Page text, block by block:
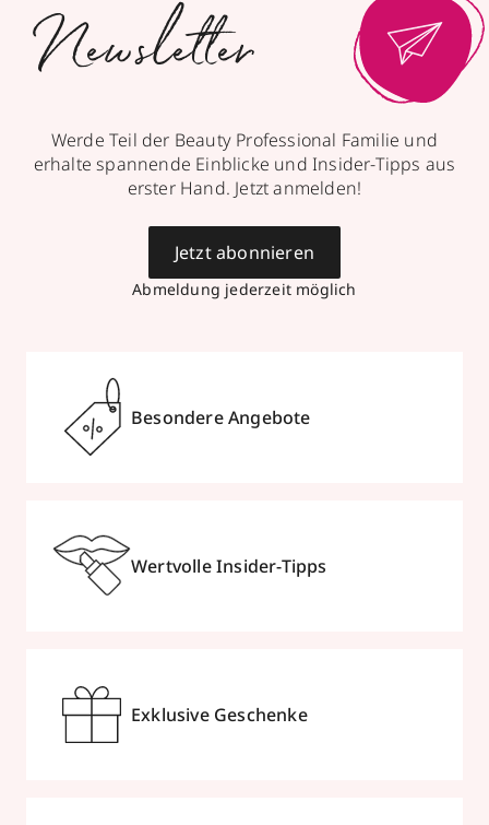
Newsletter
Werde Teil der Beauty Professional Familie und
erhalte spannende Einblicke und Insider-Tipps aus
erster Hand. Jetzt anmelden!
Abmeldung jederzeit möglich
Jetzt abonnieren
Besondere Angebote
Wertvolle Insider-Tipps
Exklusive Geschenke